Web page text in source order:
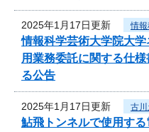
2025年1月17日更新 情
情報科学芸術大学院大
用業務委託に関する仕
る公告
2025年1月17日更新 古
鮎飛トンネルで使用す